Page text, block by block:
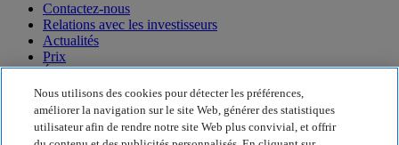
Contactez-nous
Relations avec les investisseurs
Actualités
Prix
Événements
Développement durable
Développement durable
Nous utilisons des cookies pour détecter les préférences,
améliorer la navigation sur le site Web, générer des statistiques
utilisateur afin de rendre notre site Web plus convivial, et offrir